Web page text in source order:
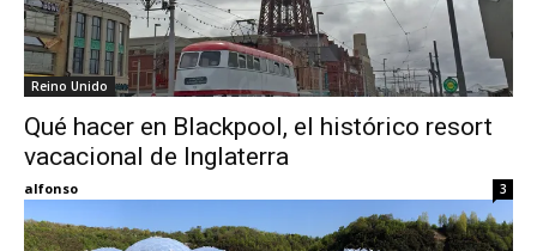
Reino Unido
Qué hacer en Blackpool, el histórico resort
vacacional de Inglaterra
alfonso 3